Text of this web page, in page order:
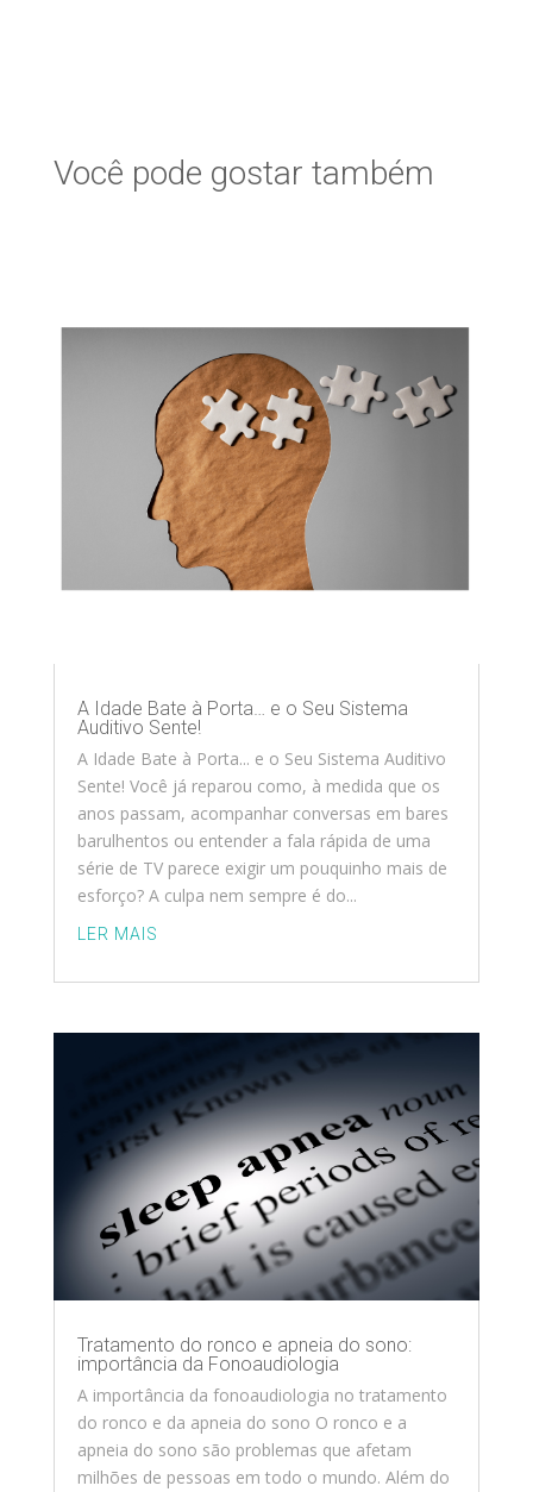
Você pode gostar também
A Idade Bate à Porta… e o Seu Sistema
Auditivo Sente!
A Idade Bate à Porta... e o Seu Sistema Auditivo
Sente! Você já reparou como, à medida que os
anos passam, acompanhar conversas em bares
barulhentos ou entender a fala rápida de uma
série de TV parece exigir um pouquinho mais de
esforço? A culpa nem sempre é do...
LER MAIS
Tratamento do ronco e apneia do sono:
importância da Fonoaudiologia
A importância da fonoaudiologia no tratamento
do ronco e da apneia do sono O ronco e a
apneia do sono são problemas que afetam
milhões de pessoas em todo o mundo. Além do